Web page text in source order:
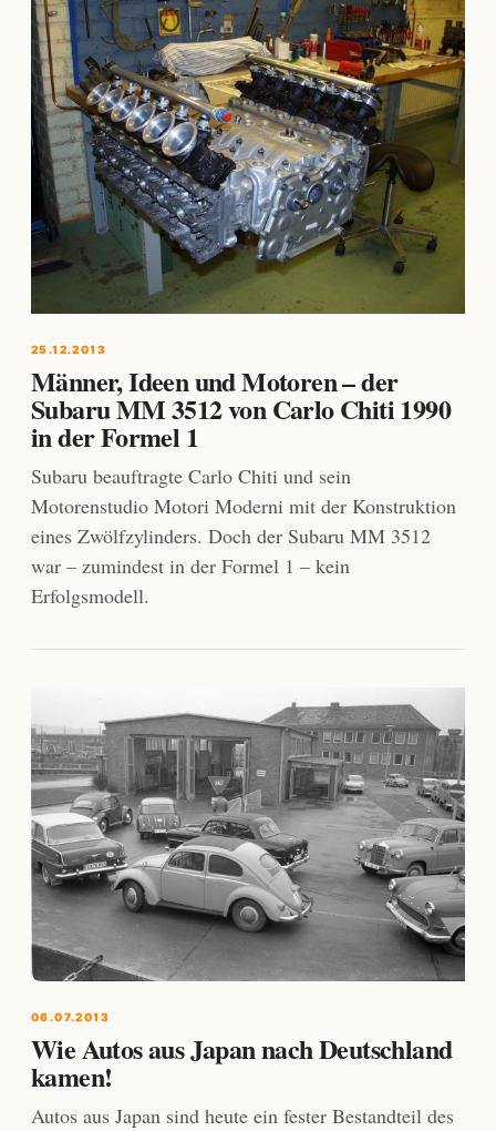
25.12.2013
Männer, Ideen und Motoren – der
Subaru MM 3512 von Carlo Chiti 1990
in der Formel 1
Subaru beauftragte Carlo Chiti und sein
Motorenstudio Motori Moderni mit der Konstruktion
eines Zwölfzylinders. Doch der Subaru MM 3512
war – zumindest in der Formel 1 – kein
Erfolgsmodell.
06.07.2013
Wie Autos aus Japan nach Deutschland
kamen!
Autos aus Japan sind heute ein fester Bestandteil des